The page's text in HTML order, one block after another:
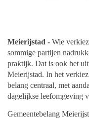
Meierijstad - Wie
sommige partijen
praktijk. Dat is ook het
Meierijstad. In het
belang centraal, met
dagelijkse leefomgeving
Gemeentebelang